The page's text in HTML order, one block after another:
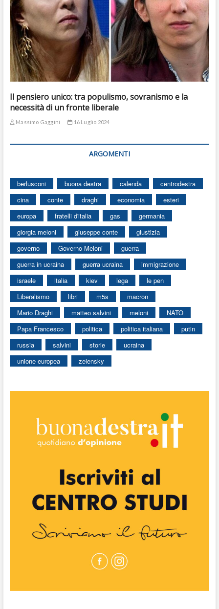
Il pensiero unico: tra populismo, sovranismo e la
necessità di un fronte liberale
Massimo Gaggini 16 Luglio 2024
ARGOMENTI
berlusconi buona destra calenda
centrodestra
cina
conte draghi economia
esteri
europa
fratelli d'italia gas
germania
giorgia meloni
giuseppe conte
giustizia
governo
Governo Meloni
guerra
guerra in ucraina
guerra ucraina
immigrazione
israele
italia kiev lega
le pen
Liberalismo
libri m5s
macron
Mario Draghi
matteo salvini meloni
NATO
Papa Francesco
politica politica italiana
putin
russia
salvini storie
ucraina
unione europea
zelensky